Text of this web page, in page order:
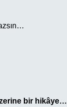
bir hikâye…